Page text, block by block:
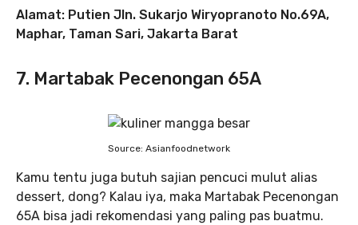
Alamat: Putien Jln. Sukarjo Wiryopranoto No.69A,
Maphar, Taman Sari, Jakarta Barat
7. Martabak Pecenongan 65A
Source: Asianfoodnetwork
Kamu tentu juga butuh sajian pencuci mulut alias
dessert, dong? Kalau iya, maka Martabak Pecenongan
65A bisa jadi rekomendasi yang paling pas buatmu.